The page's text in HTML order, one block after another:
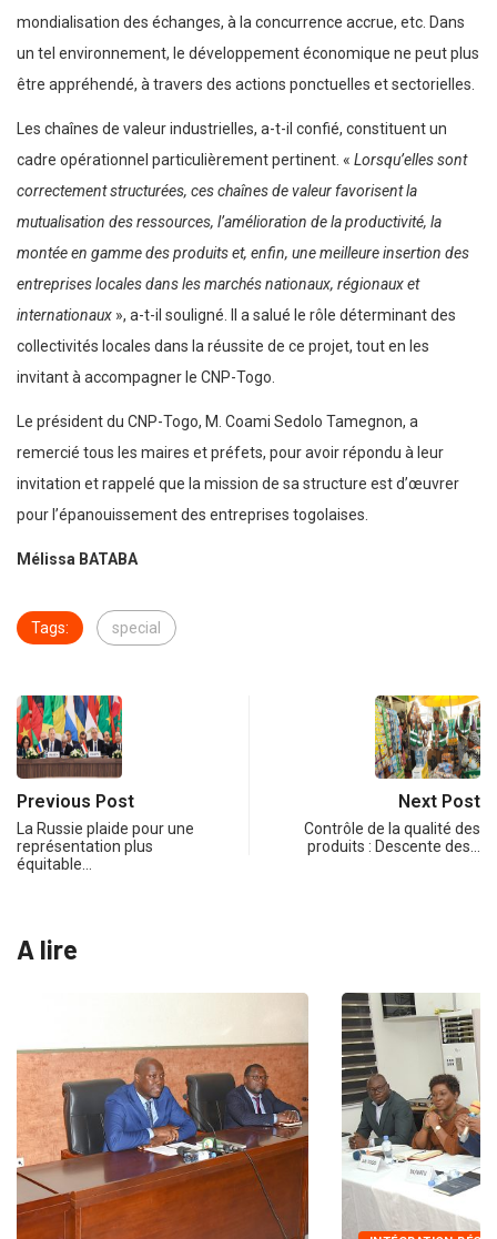
mondialisation des échanges, à la concurrence accrue, etc. Dans
un tel environnement, le développement économique ne peut plus
être appréhendé, à travers des actions ponctuelles et sectorielles.
Les chaînes de valeur industrielles, a-t-il confié, constituent un
cadre opérationnel particulièrement pertinent. « Lorsqu’elles sont
correctement structurées, ces chaînes de valeur favorisent la
mutualisation des ressources, l’amélioration de la productivité, la
montée en gamme des produits et, enfin, une meilleure insertion des
entreprises locales dans les marchés nationaux, régionaux et
internationaux », a-t-il souligné. Il a salué le rôle déterminant des
collectivités locales dans la réussite de ce projet, tout en les
invitant à accompagner le CNP-Togo.
Le président du CNP-Togo, M. Coami Sedolo Tamegnon, a
remercié tous les maires et préfets, pour avoir répondu à leur
invitation et rappelé que la mission de sa structure est d’œuvrer
pour l’épanouissement des entreprises togolaises.
Mélissa BATABA
Tags: special
Previous Post
La Russie plaide pour une
représentation plus
équitable…
Next Post
Contrôle de la qualité des
produits : Descente des…
A lire